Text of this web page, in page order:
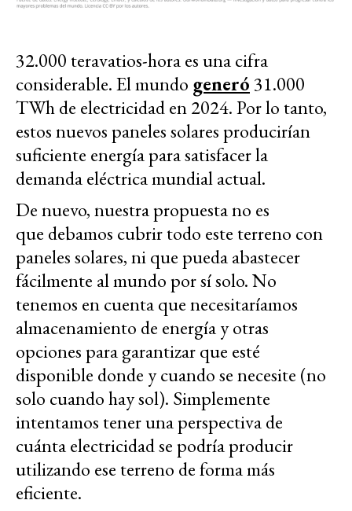
32.000 teravatios-hora es una cifra
considerable. El mundo generó31.000
TWh de electricidad en 2024. Por lo tanto,
estos nuevos paneles solares producirían
suficiente energía para satisfacer la
demanda eléctrica mundial actual.
De nuevo, nuestra propuesta no es
que debamos cubrir todo este terreno con
paneles solares, ni que pueda abastecer
fácilmente al mundo por sí solo. No
tenemos en cuenta que necesitaríamos
almacenamiento de energía y otras
opciones para garantizar que esté
disponible donde y cuando se necesite (no
solo cuando hay sol). Simplemente
intentamos tener una perspectiva de
cuánta electricidad se podría producir
utilizando ese terreno de forma más
eficiente.